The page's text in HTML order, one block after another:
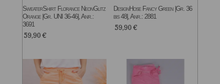
SweaterShirt Florance NeonGlitz
Orange |Gr. UNI 36-46|, Anr.:
3691
59,90€
DesignHose Fancy Green |Gr. 36
bis 48|, Anr.: 2881
59,90€